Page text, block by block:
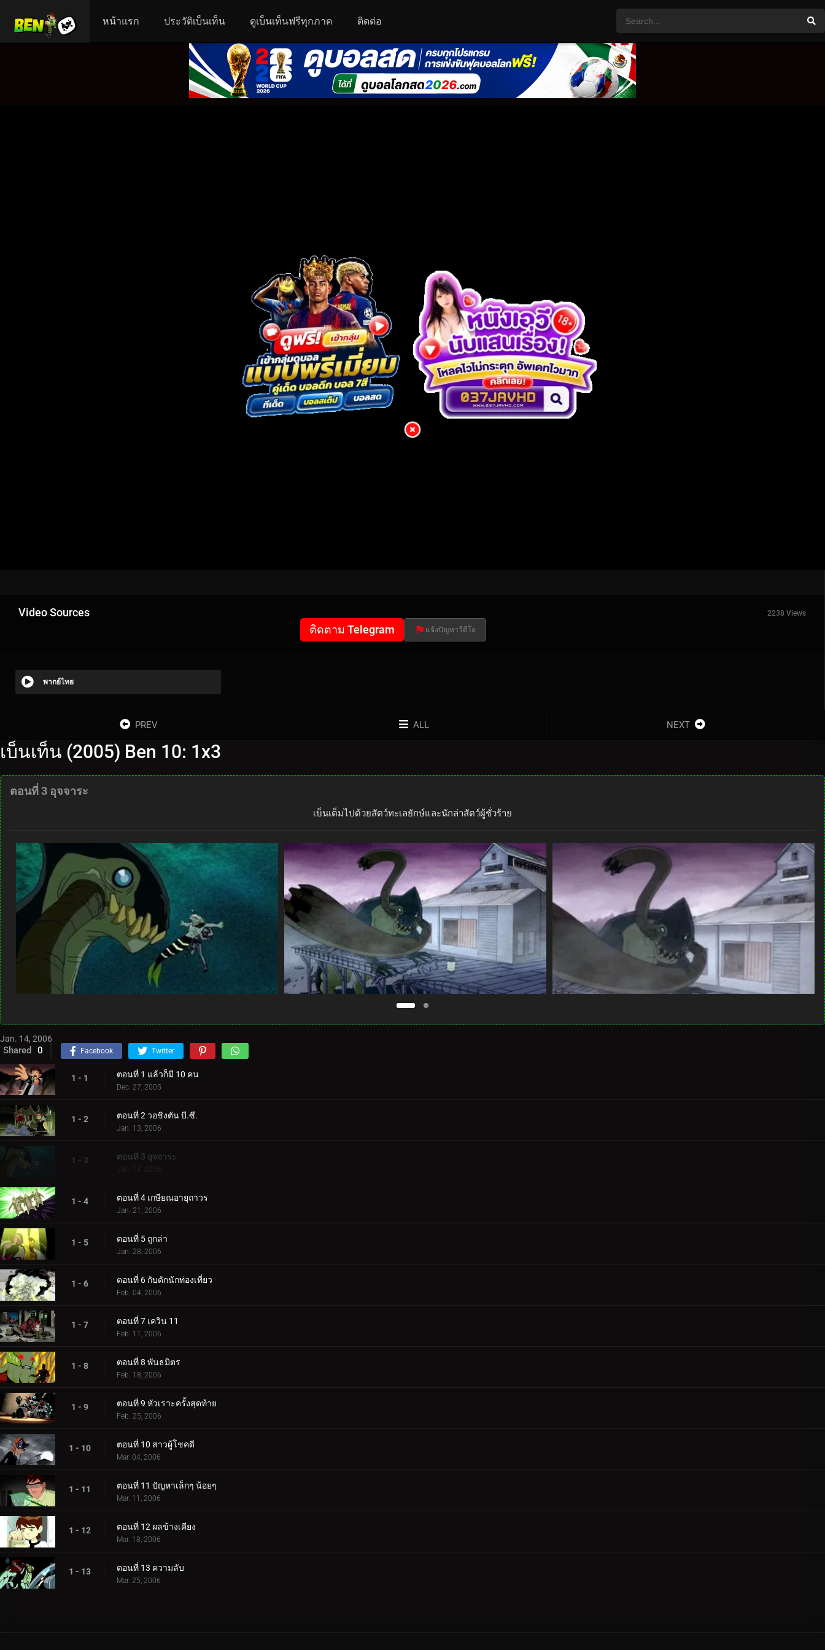
หน้าแรก ประวัติเบ็นเท็น ดูเบ็นเท็นฟรีทุกภาค ติดต่อ
Video Sources 2238 Views
ติดตาม Telegram แจ้งปัญหาวีดีโอ
พากย์ไทย
PREV ALL NEXT
เบ็นเท็น (2005) Ben 10: 1x3
ตอนที่ 3 อุจจาระ
เบ็นเต็มไปด้วยสัตว์ทะเลยักษ์และนักล่าสัตว์ผู้ชั่วร้าย
Jan. 14, 2006
Shared 0 Facebook Twitter
1 - 1 ตอนที่ 1 แล้วก็มี 10 คน
Dec. 27, 2005
1 - 2 ตอนที่ 2 วอชิงตัน บี.ซี.
Jan. 13, 2006
1 - 3 ตอนที่ 3 อุจจาระ
Jan. 14, 2006
1 - 4 ตอนที่ 4 เกษียณอายุถาวร
Jan. 21, 2006
1 - 5 ตอนที่ 5 ถูกล่า
Jan. 28, 2006
1 - 6 ตอนที่ 6 กับดักนักท่องเที่ยว
Feb. 04, 2006
1 - 7 ตอนที่ 7 เควิน 11
Feb. 11, 2006
1 - 8 ตอนที่ 8 พันธมิตร
Feb. 18, 2006
1 - 9 ตอนที่ 9 หัวเราะครั้งสุดท้าย
Feb. 25, 2006
1 - 10 ตอนที่ 10 สาวผู้โชคดี
Mar. 04, 2006
1 - 11 ตอนที่ 11 ปัญหาเล็กๆ น้อยๆ
Mar. 11, 2006
1 - 12 ตอนที่ 12 ผลข้างเคียง
Mar. 18, 2006
1 - 13 ตอนที่ 13 ความลับ
Mar. 25, 2006